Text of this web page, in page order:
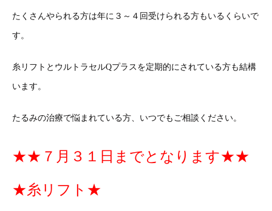
たくさんやられる方は年に３～４回受けられる方もいるくらいで
す。
糸リフトとウルトラセルQプラスを定期的にされている方も結構
います。
たるみの治療で悩まれている方、いつでもご相談ください。
★★７月３１日までとなります★★
★糸リフト★